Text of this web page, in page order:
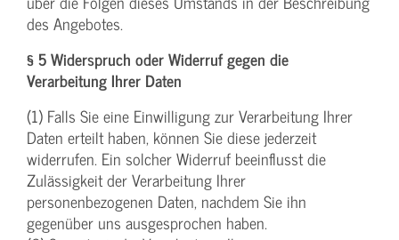
des Angebotes.
§ 5 Widerspruch oder Widerruf gegen die
Verarbeitung Ihrer Daten
(1) Falls Sie eine Einwilligung zur Verarbeitung Ihrer
Daten erteilt haben, können Sie diese jederzeit
widerrufen. Ein solcher Widerruf beeinflusst die
Zulässigkeit der Verarbeitung Ihrer
personenbezogenen Daten, nachdem Sie ihn
gegenüber uns ausgesprochen haben.